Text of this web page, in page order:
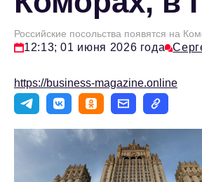
Российские посольства появятся на
12:13; 01 июня 2026 года
https://business-magazine.online